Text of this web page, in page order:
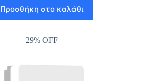
Προσθήκη στο καλάθι
29% OFF